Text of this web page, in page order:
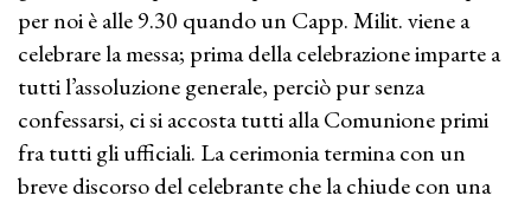
per noi è alle 9.30 quando un Capp. Milit. viene a
celebrare la messa; prima della celebrazione imparte a
tutti l’assoluzione generale, perciò pur senza
confessarsi, ci si accosta tutti alla Comunione primi
fra tutti gli ufficiali. La cerimonia termina con un
breve discorso del celebrante che la chiude con una